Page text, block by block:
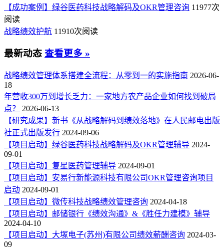
【成功案例】绿谷医药科技战略解码及OKR管理咨询 11977次
阅读
战略绩效护航 11910次阅读
最新动态 查看更多 »
战略绩效管理体系搭建全流程：从零到一的实施指南 2026-06-
18
年营收300万到增长乏力：一家地方农产品企业如何找到破局
点？
2026-06-13
【研究成果】新书《从战略解码到绩效落地》在人民邮电出版
社正式出版发行 2024-09-06
【项目启动】绿谷医药科技战略解码及OKR管理辅导 2024-
09-01
【项目启动】复星医药管理辅导 2024-09-01
【项目启动】安易行新能源科技有限公司OKR管理咨询项目
启动 2024-09-01
【项目启动】微传科技战略绩效管理咨询 2024-04-18
【项目启动】邮储银行《绩效沟通》&《胜任力建模》辅导
2024-04-10
【项目启动】大塚电子(苏州)有限公司绩效薪酬咨询 2024-03-
09